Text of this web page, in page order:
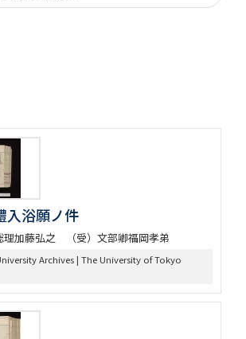
入浴願ノ件
理加藤弘之 （受）文部卿福岡孝弟
Archives | The University of Tokyo